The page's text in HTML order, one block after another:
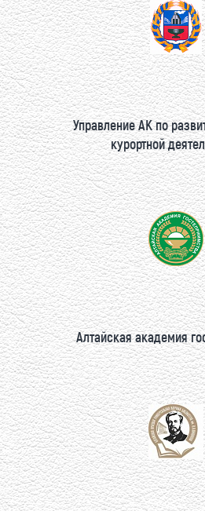
Управление АК по
курортной
Алтайская академия